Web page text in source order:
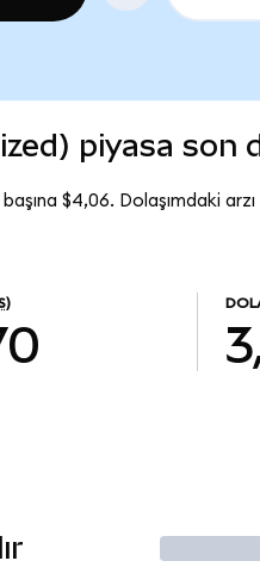
piyasa son
$4,06. Dolaşımdaki
İşlem